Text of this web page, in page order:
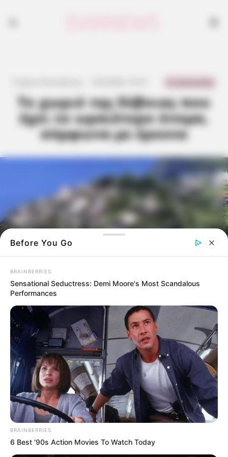
Το χωριό της Εύβοιας που
έχει το ωραιότερο όνομα,
σύμφωνα με έρευνα
Αγία Σοφία Ευβοίας: το μικρό χωριό με το
πιο “όμορφο” όνομα στον κόσμο
Στην καρδιά τηςΕύβοιας, μέσα σε πράσινες
πλαγιές και δροσερά ρυάκια, υπάρχει ένα
μικρόχωριό
όνομά του, ηΑγία Σοφία.
Before You Go
BRAINBERRIES
Sensational Seductress: Demi Moore's Most Scandalous
Performances
BRAINBERRIES
6 Best '90s Action Movies To Watch Today